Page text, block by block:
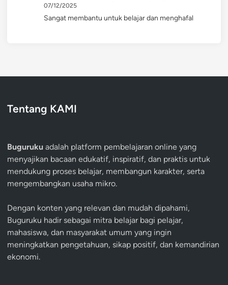
07/12/2025
Sangat membantu untuk belajar dan menghafal
Tentang KAMI
Buguruku adalah platform pembelajaran online yang
menyajikan bacaan edukatif, inspiratif, dan praktis untuk
mendukung proses belajar, membangun karakter, serta
mengembangkan usaha mikro.
Dengan konten yang relevan dan mudah dipahami,
Buguruku hadir sebagai mitra belajar bagi pelajar,
mahasiswa, dan masyarakat umum yang ingin
meningkatkan pengetahuan, sikap positif, dan kemandirian
ekonomi.